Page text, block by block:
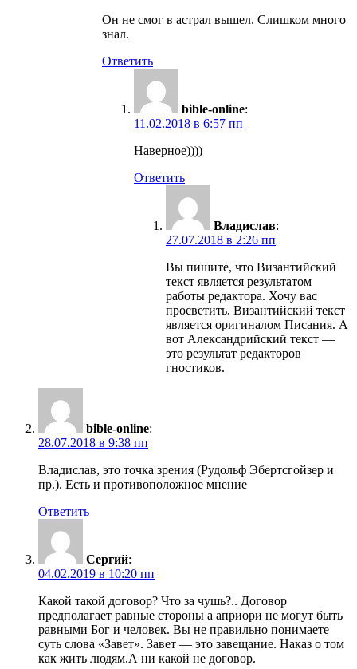
Он не смог в астрал вышел. Слишком много
знал.
Ответить
bible-online:
11.02.2018 в 6:57 пп
Наверное))))
Ответить
Владислав:
27.07.2018 в 2:26 пп
Вы пишите, что Византийский
текст является результатом
работы редактора. Хочу вас
просветить. Византийский текст
является оригиналом Писания. А
вот Александрийский текст —
это результат редакторов
гностиков.
bible-online:
28.07.2018 в 9:38 пп
Владислав, это точка зрения (Рудольф Эбертсгойзер и
пр.). Есть и противоположное мнение
Ответить
Сергий:
04.02.2019 в 10:20 пп
Какой такой договор? Что за чушь?.. Договор
предполагает равные стороны а априори не могут быть
равными Бог и человек. Вы не правильно понимаете
суть слова «Завет». Завет — это завещание. Наказ о том
как жить людям.А ни какой не договор.